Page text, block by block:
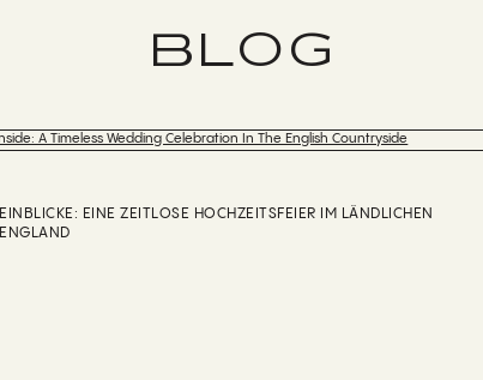
BLOG
EINBLICKE: EINE ZEITLOSE HOCHZEITSFEIER IM LÄNDLICHEN
ENGLAND